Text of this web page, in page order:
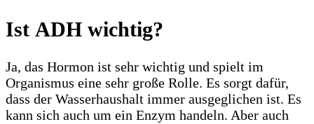
Ist ADH wichtig?
Ja, das Hormon ist sehr wichtig und spielt im
Organismus eine sehr große Rolle. Es sorgt dafür,
dass der Wasserhaushalt immer ausgeglichen ist. Es
kann sich auch um ein Enzym handeln. Aber auch